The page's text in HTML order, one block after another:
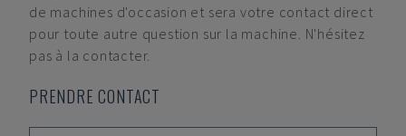
de machines d'occasion et sera votre contact direct
pour toute autre question sur la machine. N'hésitez
pas à la contacter.
PRENDRE CONTACT